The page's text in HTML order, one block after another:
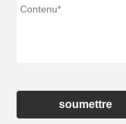
soumettre